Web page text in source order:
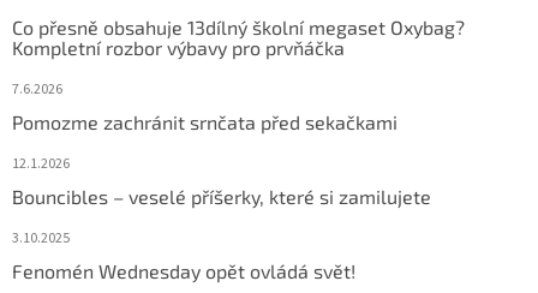
Co přesně obsahuje 13dílný školní megaset Oxybag?
Kompletní rozbor výbavy pro prvňáčka
7.6.2026
Pomozme zachránit srnčata před sekačkami
12.1.2026
Bouncibles – veselé příšerky, které si zamilujete
3.10.2025
Fenomén Wednesday opět ovládá svět!